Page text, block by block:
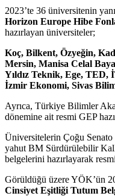
2023’te 36 üniversitenin
Horizon Europe Hibe
hazırlayan üniversiteler;
Koç, Bilkent, Özyeğin,
Mersin, Manisa Celal
Yıldız Teknik, Ege,
İzmir Ekonomi, Sivas
Ayrıca, Türkiye Bilimler
dönemine ait resmi GEP
Üniversitelerin Çoğu
yahut BM Sürdürülebilir
belgelerini hazırlayarak
Görüldüğü üzere YÖK’ün
Cinsiyet Eşitliği Tutum